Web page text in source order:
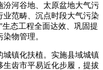
河谷地、太原盆地大气污
范畴、沉点时段大气污染
态工程全面达效、巩固提
物管理。
镇化扶植。实施县域城镇
齿市平易近化步履，提拔